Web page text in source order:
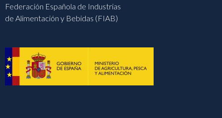
Federación Española de Industrias
de Alimentación y Bebidas (FIAB)